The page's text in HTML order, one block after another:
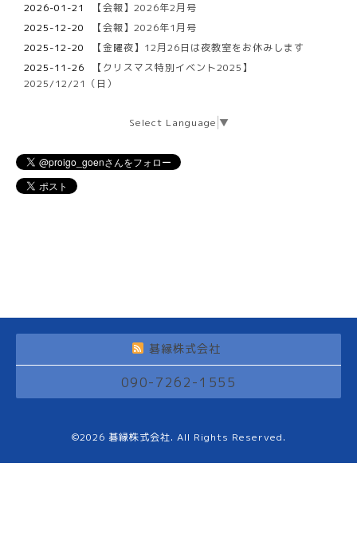
2026-01-21
【会報】2026年2月号
2025-12-20
【会報】2026年1月号
2025-12-20
【金曜夜】12月26日は夜教室をお休みします
2025-11-26
【クリスマス特別イベント2025】
2025/12/21（日）
Select Language ▼
碁縁株式会社
090-7262-1555
©2026 碁縁株式会社. All Rights Reserved.